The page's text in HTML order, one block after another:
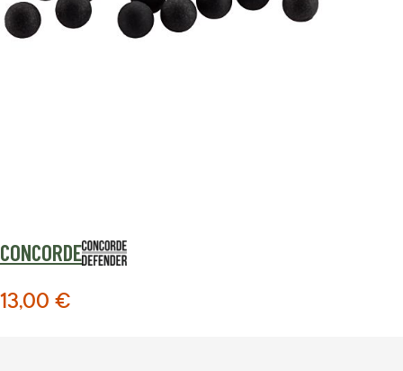
CONCORDE
13,00 €